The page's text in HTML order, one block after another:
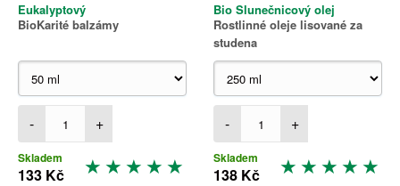
Eukalyptový
BioKarité balzámy
- +
Skladem
133 Kč
Bio Slunečnicový olej
Rostlinné oleje lisované za
studena
- +
Skladem
138 Kč